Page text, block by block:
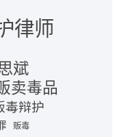
律师
斌
卖毒品
毒辩护
贩毒